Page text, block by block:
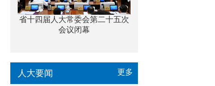
省十四届人大常委会第二十五次
会议闭幕
人大要闻 更多